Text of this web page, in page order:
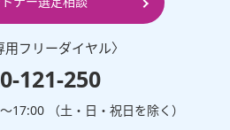
⽤フリーダイヤル〉
121-250
17:00 （⼟・⽇・祝⽇を除く）